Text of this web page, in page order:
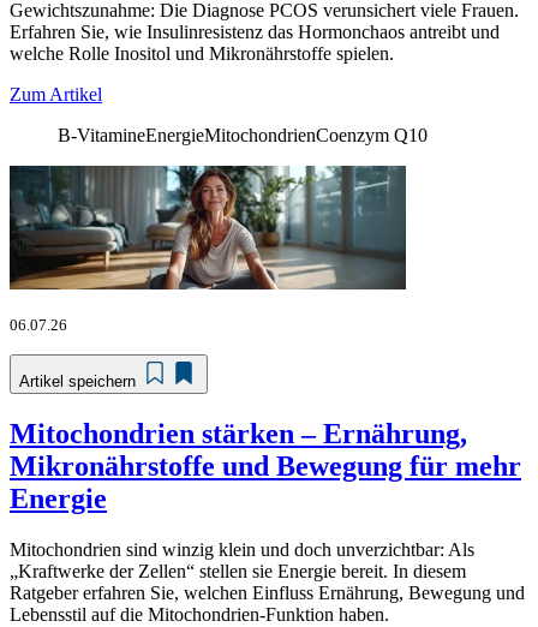
Gewichtszunahme: Die Diagnose PCOS verunsichert viele Frauen.
Erfahren Sie, wie Insulinresistenz das Hormonchaos antreibt und
welche Rolle Inositol und Mikronährstoffe spielen.
Zum Artikel
B-VitamineEnergieMitochondrienCoenzym Q10
06.07.26
Artikel speichern
Mitochondrien stärken – Ernährung,
Mikronährstoffe und Bewegung für mehr
Energie
Mitochondrien sind winzig klein und doch unverzichtbar: Als
„Kraftwerke der Zellen“ stellen sie Energie bereit. In diesem
Ratgeber erfahren Sie, welchen Einfluss Ernährung, Bewegung und
Lebensstil auf die Mitochondrien-Funktion haben.